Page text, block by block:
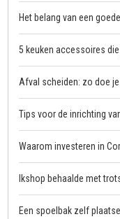
Het belang van een
5 keuken accessoires
Afval scheiden: zo doe
Tips voor de inrichting
Waarom investeren in
Ikshop behaalde met
Een spoelbak zelf